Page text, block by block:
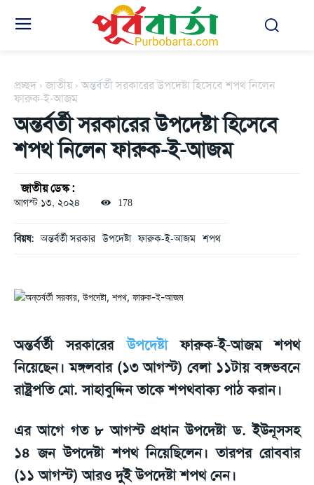
প্রচ্ছদ জাতীয়
অন্তর্বর্তী সরকারের উপদেষ্টা হিসেবে শপথ নিলেন
ফারুক-ই-আজম
অন্তর্বর্তী সরকারের উপদেষ্টা হিসেবে
শপথ নিলেন ফারুক-ই-আজম
জাতীয় ডেস্ক :
আগস্ট ১৩, ২০২৪ 178
বিয়ষ: অন্তর্বর্তী সরকার উপদেষ্টা ফারুক-ই-আজম শপথ
অন্তর্বর্তী সরকারেরউপদেষ্টাফারুক-ই-আজম শপথ
নিয়েছেন। মঙ্গলবার (১৩ আগস্ট) বেলা ১১টায় বঙ্গভবনে
রাষ্ট্রপতি মো. সাহাবুদ্দিন তাকে শপথবাক্য পাঠ করান।
এর আগে গত ৮ আগস্ট প্রধান উপদেষ্টা ড. ইউনূসসহ
১৪ জন উপদেষ্টা শপথ নিয়েছিলেন। তারপর রোববার
(১১ আগস্ট) আরও দুই উপদেষ্টা শপথ নেন।